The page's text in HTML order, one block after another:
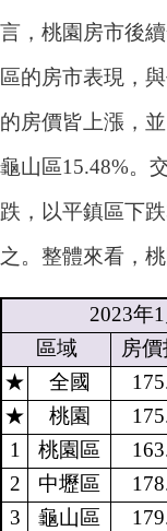
言，桃園房市後
區的房市表現，
的房價皆上漲，
龜山區15.48%。
跌，以平鎮區下
之。整體來看，
2023年1
區域
房
★
全國
★
桃園
1
桃園區
2
中壢區
3
龜山區